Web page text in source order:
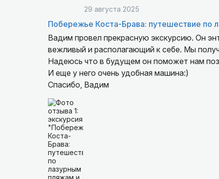
29 августа 2025
Побережье Коста-Брава: путешествие по
Вадим провел прекрасную экскурсию. Он
вежливый и располагающий к себе. Мы
Надеюсь что в будущем он поможет нам
И еще у него очень удобная машина:)
Спасибо, Вадим